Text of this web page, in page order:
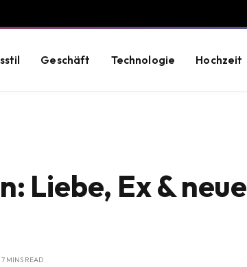
Geschäft Technologie Hochzeit
Liebe, Ex & neue
7 MINS READ